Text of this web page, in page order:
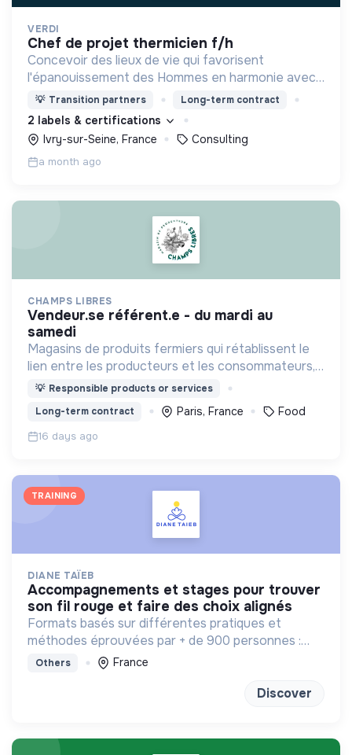
VERDI
chef de projet thermicien f/h
Concevoir des lieux de vie qui favorisent
l'épanouissement des Hommes en harmonie avec
leur environnement.
💡 Transition partners Long-term contract
2 labels & certifications
Ivry-sur-Seine, France
Consulting
a month ago
CHAMPS LIBRES
vendeur.se référent.e - du mardi au
samedi
Magasins de produits fermiers qui rétablissent le
lien entre les producteurs et les consommateurs,
afin de développer une agriculture et une
💡 Responsible products or services
Long-term contract
Paris, France Food
16 days ago
TRAINING
DIANE TAÏEB
accompagnements et stages pour trouver
son fil rouge et faire des choix alignés
Formats basés sur différentes pratiques et
méthodes éprouvées par + de 900 personnes :
bilan de competences, enneagramme et
Others France
Discover